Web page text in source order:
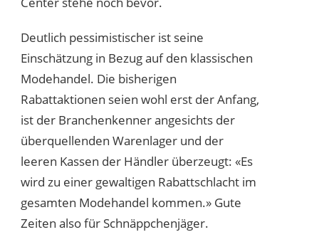
Deutlich pessimistischer ist seine
Einschätzung in Bezug auf den klassischen
Modehandel. Die bisherigen
Rabattaktionen seien wohl erst der Anfang,
ist der Branchenkenner angesichts der
überquellenden Warenlager und der
leeren Kassen der Händler überzeugt: «Es
wird zu einer gewaltigen Rabattschlacht im
gesamten Modehandel kommen.» Gute
Zeiten also für Schnäppchenjäger.